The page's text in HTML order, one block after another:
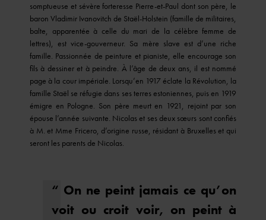
somptueuse et sévère forteresse Pierre-et-Paul dont son père, le
baron Vladimir Ivanovitch de Staël-Holstein (famille de militaires,
balte, apparentée à celle du mari de la célèbre femme de
lettres), est vice-gouverneur. Sa mère slave est d’une riche
famille. Passionnée de peinture et pianiste, elle encourage son
fils à dessiner et à peindre. À l’âge de deux ans, il est nommé
page à la cour impériale. Lorsqu’en 1917 éclate la Révolution, la
famille Staël se réfugie dans ses terres estoniennes, puis en 1919
émigre en Pologne. Son père meurt en 1921, rejoint par son
épouse l’année suivante. Nicolas et ses deux sœurs sont confiés
à M. et Mme Fricero, d’origine russe, résidant à Bruxelles et qui
seront les parents de Nicolas.
“ On ne peint jamais ce qu’on
voit ou croit voir, on peint à